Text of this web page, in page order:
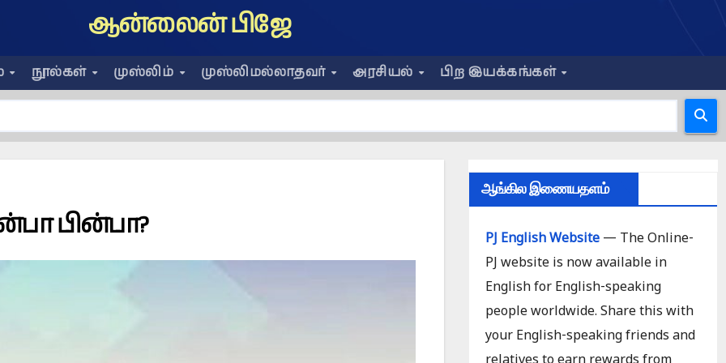
ஆன்லைன் பிஜே
நூல்கள் முஸ்லிம் முஸ்லிமல்லாதவர் அரசியல் பிற இயக்கங்கள்
பின்பா?
ஆங்கில இணையதளம்
PJ English Website— The Online-
PJ website is now available in
English for English-speaking
people worldwide. Share this with
your English-speaking friends and